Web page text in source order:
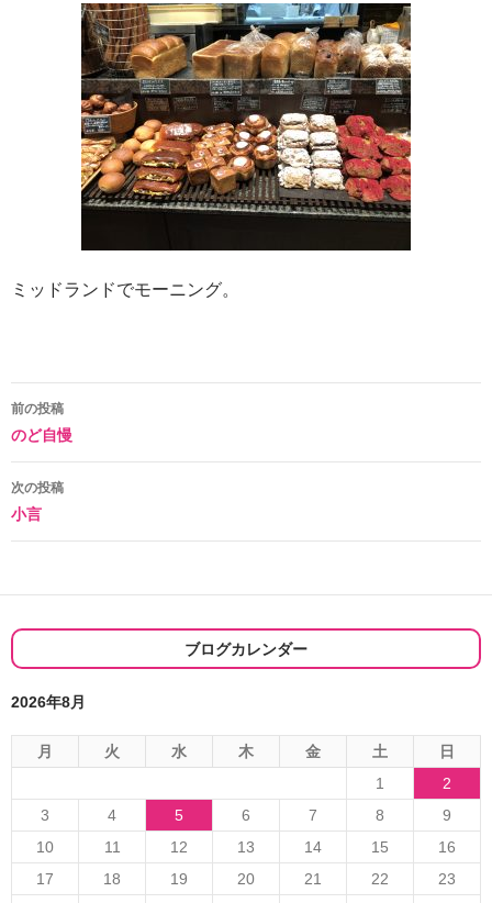
ミッドランドでモーニング。
投
稿
ナ
ビ
ー
シ
ョ
ン
前の投稿
のど自慢
次の投稿
小言
ブログカレンダー
2026年8月
月 火 水 木 金 土
日
1
2
3
4 5 6 7 8
9
10
11 12 13 14 15
16
17
18 19 20 21 22
23